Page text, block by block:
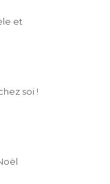
et
soi !